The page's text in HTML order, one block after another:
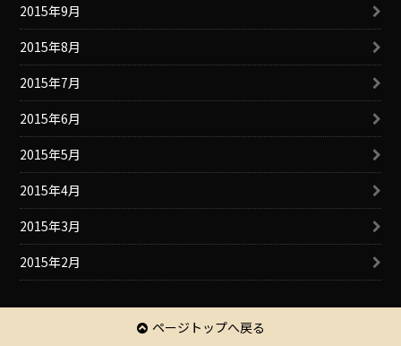
2015年9月
2015年8月
2015年7月
2015年6月
2015年5月
2015年4月
2015年3月
2015年2月
ページトップへ戻る